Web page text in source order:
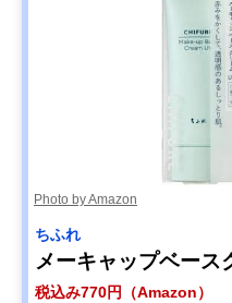
Photo by Amazon
ちふれ
メーキャップベース
税込み770円（Amazon）